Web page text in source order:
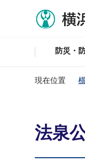
防災・
現在位置
法泉